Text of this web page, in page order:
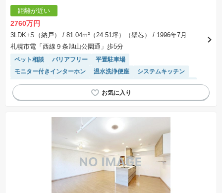
距離が近い
2760万円
3LDK+S（納戸） / 81.04m²（24.51坪）（壁芯）
/ 1996年7月
札幌市電「西線９条旭山公園通」歩5分
ペット相談 バリアフリー
平置駐車場
モニター付きインターホン
温水洗浄便座
システムキッチン
対面キッチン
駐輪場・バイク置き場 陽当り良好
浴室乾燥機
宅配ボックス
駐車場(普通車)あり エレベーター